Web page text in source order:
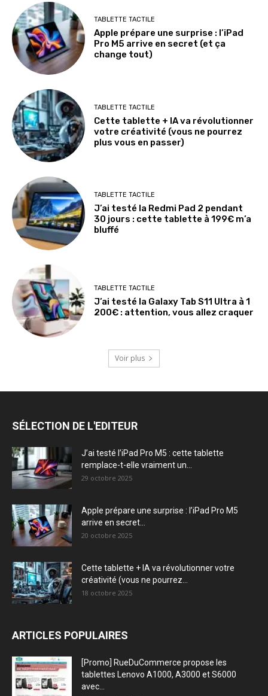
TABLETTE TACTILE
Apple prépare une surprise : l’iPad
Pro M5 arrive en secret (et ça
change tout)
TABLETTE TACTILE
Cette tablette + IA va révolutionner
votre créativité (vous ne pourrez
plus vous en passer)
TABLETTE TACTILE
J’ai testé la Redmi Pad 2 pendant
30 jours : cette tablette à 199€ m’a
bluffé
TABLETTE TACTILE
J’ai testé la Galaxy Tab S11 Ultra à 1
200€ : attention, vous allez craquer
Voir plus
SÉLECTION DE L'EDITEUR
J’ai testé l’iPad Pro M5 : cette tablette
remplace-t-elle vraiment un...
29 octobre 2025
Apple prépare une surprise : l’iPad Pro M5
arrive en secret...
20 octobre 2025
Cette tablette + IA va révolutionner votre
créativité (vous ne pourrez...
18 octobre 2025
ARTICLES POPULAIRES
[Promo] RueDuCommerce propose les
tablettes Lenovo A1000, A3000 et S6000
avec...